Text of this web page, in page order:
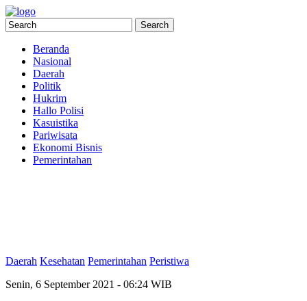
Beranda
Nasional
Daerah
Politik
Hukrim
Hallo Polisi
Kasuistika
Pariwisata
Ekonomi Bisnis
Pemerintahan
Daerah Kesehatan Pemerintahan Peristiwa
Senin, 6 September 2021 - 06:24 WIB